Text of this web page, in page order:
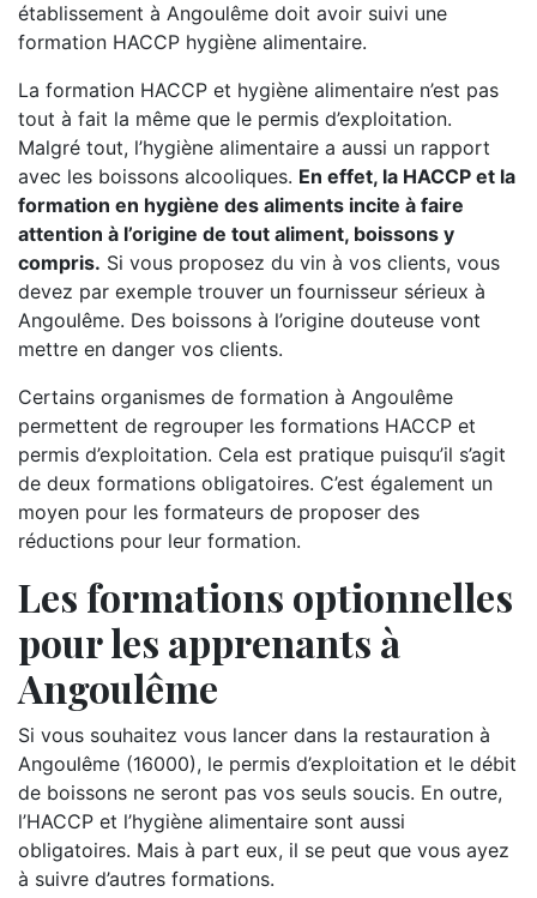
établissement à Angoulême doit avoir suivi une
formation HACCP hygiène alimentaire.
La formation HACCP et hygiène alimentaire n’est pas
tout à fait la même que le permis d’exploitation.
Malgré tout, l’hygiène alimentaire a aussi un rapport
avec les boissons alcooliques. En effet, la HACCP et la
formation en hygiène des aliments incite à faire
attention à l’origine de tout aliment, boissons y
compris. Si vous proposez du vin à vos clients, vous
devez par exemple trouver un fournisseur sérieux à
Angoulême. Des boissons à l’origine douteuse vont
mettre en danger vos clients.
Certains organismes de formation à Angoulême
permettent de regrouper les formations HACCP et
permis d’exploitation. Cela est pratique puisqu’il s’agit
de deux formations obligatoires. C’est également un
moyen pour les formateurs de proposer des
réductions pour leur formation.
Les formations optionnelles
pour les apprenants à
Angoulême
Si vous souhaitez vous lancer dans la restauration à
Angoulême (16000), le permis d’exploitation et le débit
de boissons ne seront pas vos seuls soucis. En outre,
l’HACCP et l’hygiène alimentaire sont aussi
obligatoires. Mais à part eux, il se peut que vous ayez
à suivre d’autres formations.